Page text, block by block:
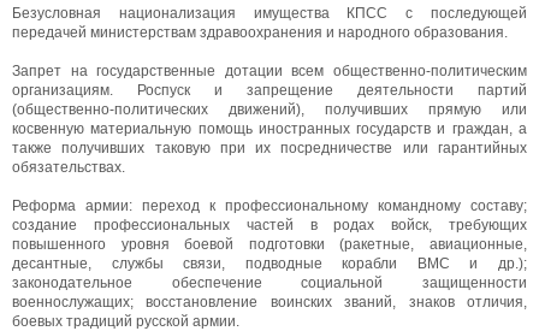
Безусловная национализация имущества КПСС с последующей
передачей министерствам здравоохранения и народного образования.
Запрет на государственные дотации всем общественно-политическим
организациям. Роспуск и запрещение деятельности партий
(общественно-политических движений), получивших прямую или
косвенную материальную помощь иностранных государств и граждан, а
также получивших таковую при их посредничестве или гарантийных
обязательствах.
Реформа армии: переход к профессиональному командному составу;
создание профессиональных частей в родах войск, требующих
повышенного уровня боевой подготовки (ракетные, авиационные,
десантные, службы связи, подводные корабли ВМС и др.);
законодательное обеспечение социальной защищенности
военнослужащих; восстановление воинских званий, знаков отличия,
боевых традиций русской армии.